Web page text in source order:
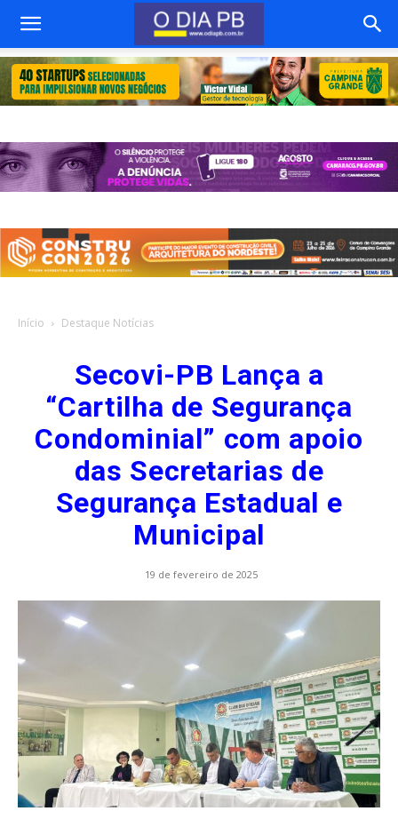
Início Destaque Notícias
Secovi-PB Lança a
“Cartilha de Segurança
Condominial” com apoio
das Secretarias de
Segurança Estadual e
Municipal
19 de fevereiro de 2025